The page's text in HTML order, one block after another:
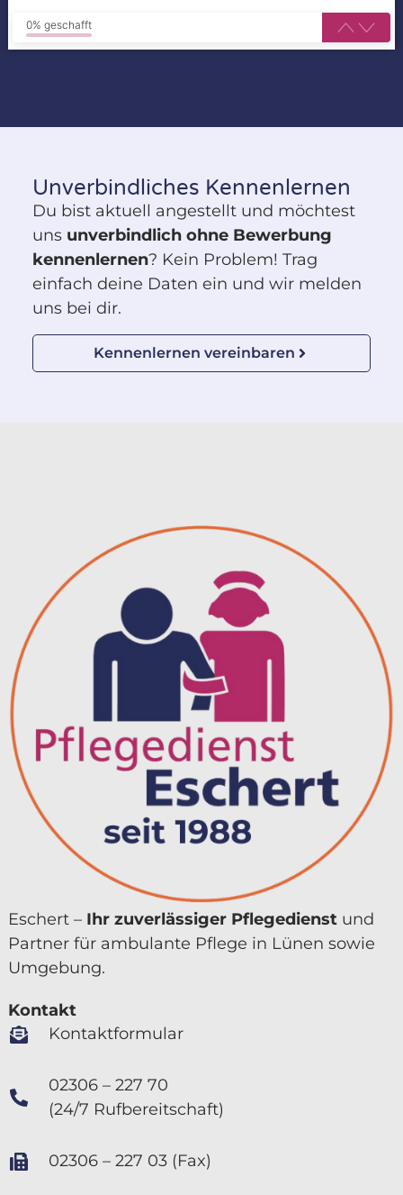
0% geschafft
Unverbindliches Kennenlernen
Du bist aktuell angestellt und möchtest
uns unverbindlich ohne Bewerbung
kennen­lernen? Kein Problem! Trag
einfach deine Daten ein und wir melden
uns bei dir.
Kennenlernen vereinbaren
Eschert – Ihr zuver­lässiger Pflegedienstund
Partner für ambulante Pflege in Lünen sowie
Umgebung.
Kontakt
Kontaktformular
02306 – 227 70
(24/7 Rufbereitschaft)
02306 – 227 03 (Fax)